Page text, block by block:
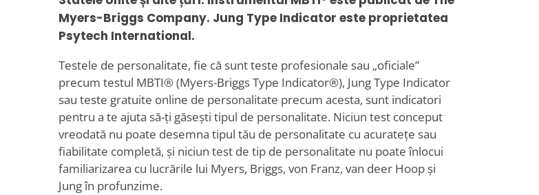
Myers-Briggs Company. Jung Type Indicator este proprietatea
Psytech International.
Testele de personalitate, fie că sunt teste profesionale sau „oficiale”
precum testul MBTI® (Myers-Briggs Type Indicator®), Jung Type Indicator
sau teste gratuite online de personalitate precum acesta, sunt indicatori
pentru a te ajuta să-ți găsești tipul de personalitate. Niciun test conceput
vreodată nu poate desemna tipul tău de personalitate cu acuratețe sau
fiabilitate completă, și niciun test de tip de personalitate nu poate înlocui
familiarizarea cu lucrările lui Myers, Briggs, von Franz, van deer Hoop și
Jung în profunzime.